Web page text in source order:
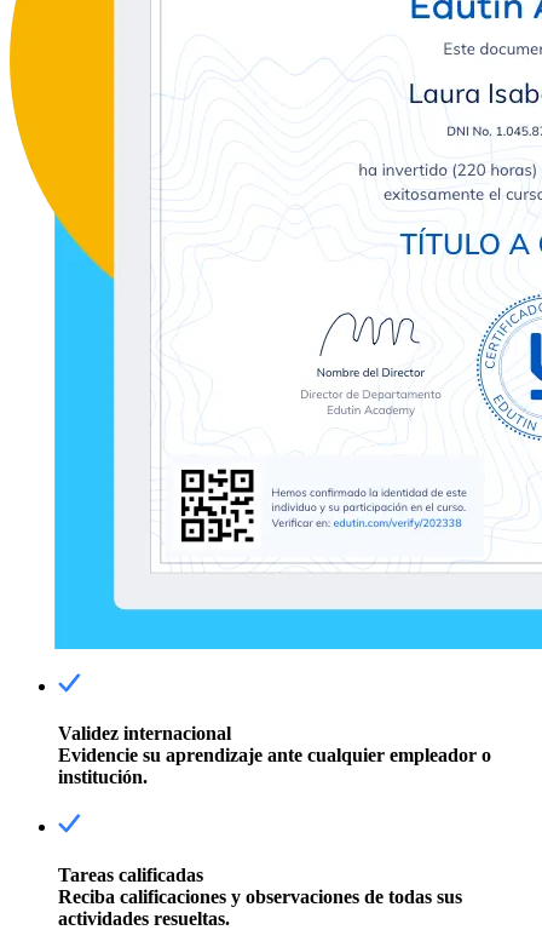
Validez internacional
Evidencie su aprendizaje ante cualquier empleador o
institución.
Tareas calificadas
Reciba calificaciones y observaciones de todas sus
actividades resueltas.